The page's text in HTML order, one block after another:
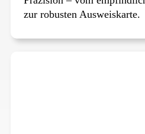
zur robusten Ausweiskarte.